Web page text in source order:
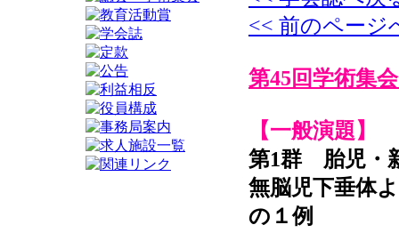
<< 前のページ
第45回学術集会
【一般演題】
第1群 胎児・
無脳児下垂体
の１例